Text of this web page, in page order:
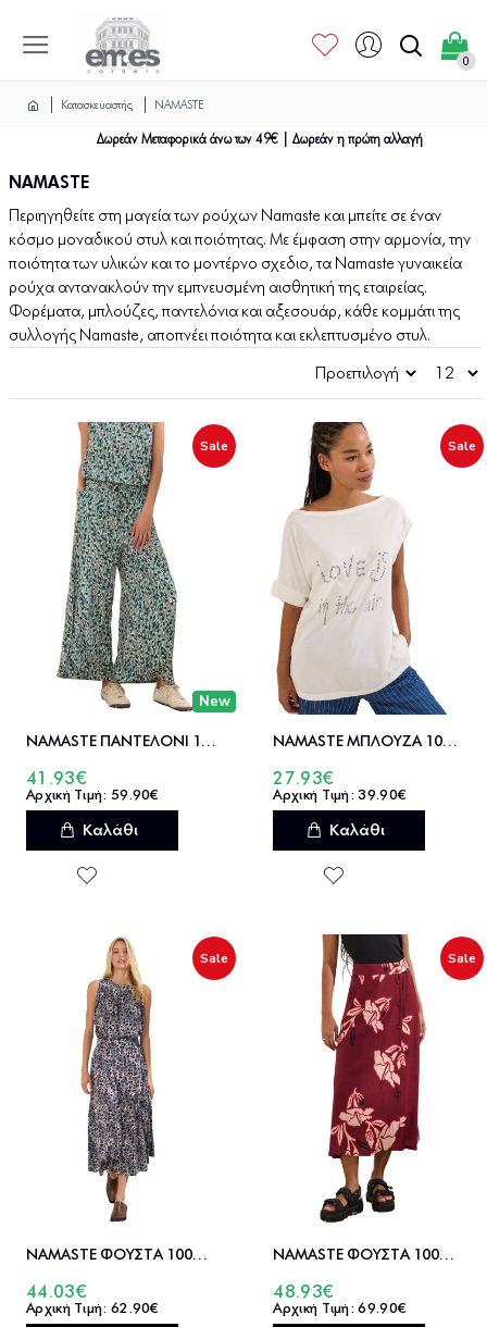
0
Κατασκευαστής NAMASTE
Δωρεάν Μεταφορικά άνω των 49€ | Δωρεάν η πρώτη αλλαγή
NAMASTE
Περιηγηθείτε στη μαγεία των ρούχων Namaste και μπείτε σε έναν
κόσμο μοναδικού στυλ και ποιότητας. Με έμφαση στην αρμονία, την
ποιότητα των υλικών και το μοντέρνο σχεδιο, τα Namaste γυναικεία
ρούχα αντανακλούν την εμπνευσμένη αισθητική της εταιρείας.
Φορέματα, μπλούζες, παντελόνια και αξεσουάρ, κάθε κομμάτι της
συλλογής Namaste, αποπνέει ποιότητα και εκλεπτυσμένο στυλ.
New
Sale
NAMASTE ΠΑΝΤΕΛΟΝΙ 100%ΒΙΣΚ TALENNE_3 - SS0126047
41.93€
59.90€
Καλάθι
Sale
NAMASTE ΜΠΛΟΥΖΑ 100%ΒΑΜΒ ARI - SS0726037
27.93€
39.90€
Καλάθι
Sale
NAMASTE ΦΟΥΣΤΑ 100%ΒΙΣΚ SELAH - SS0326014
44.03€
62.90€
Sale
NAMASTE ΦΟΥΣΤΑ 100%ΒΙΣΚ IBISCUS - SS0326015
48.93€
69.90€